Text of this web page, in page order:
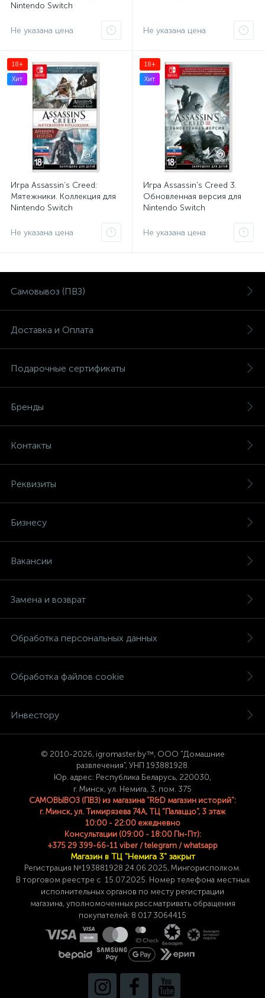
Nintendo Switch
Не указана цена Не указана цена
18+
Хит
Игра Assassin’s Creed:
Мятежники. Коллекция для
Nintendo Switch
Не указана цена
18+
Хит
Игра Assassin's Creed 3.
Обновленная версия для
Nintendo Switch
Не указана цена
Самовывоз (ПВЗ)
Доставка и Оплата
Подарочные сертификаты
Бренды
Контакты
Реквизиты
Бизнесу
Вакансии
Замена и возврат
Обработка персональных данных
Обработка файлов cookie
Инвестору
© 2010-2026, igromaster.by™, ООО "Домашние
развлечения", УНП 193881928.
Юр. адрес: Республика Беларусь, 220030,
г. Минск, ул. Немига, 3, пом. 375
САМОВЫВОЗ (ПВЗ) из магазина "R&D магазин историй":
г. Минск, ул. Тимирязева 74A, ТЦ "Палаццо", 3 этаж
10:00 - 22:00 ежедневно
Консультации (09:00 - 18:00 Пн-Пт):
+375 29 399-66-11 viber / telegram / whatsapp
Магазин в ТЦ "Немига 3" закрыт
Регистрация №193881928 24 .06.2025, Мингорисполком.
В торговом реестре с 15.07.2025. Номер телефона местных
исполнительных органов по месту регистрации
магазина,уполномоченных рассматривать обращения
покупателей: 8 017 3064415